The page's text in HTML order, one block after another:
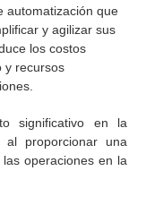
automatización que
y agilizar sus
los costos
y recursos
significativo en la
al proporcionar una
operaciones en la